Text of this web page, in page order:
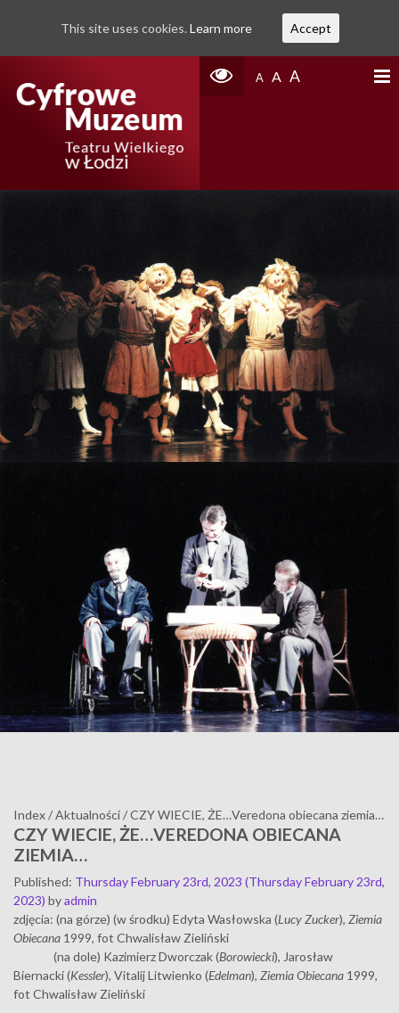
A A A
Index/Aktualności/CZY WIECIE, ŻE…Veredona obiecana ziemia…
CZY WIECIE, ŻE…VEREDONA OBIECANA
ZIEMIA…
Published: Thursday February 23rd, 2023 (Thursday February 23rd,
2023) byadmin
zdjęcia: (na górze) (w środku) Edyta Wasłowska (Lucy Zucker), Ziemia
Obiecana 1999, fot Chwalisław Zieliński
(na dole) Kazimierz Dworczak (Borowiecki), Jarosław
Biernacki (Kessler), Vitalij Litwienko (Edelman), Ziemia Obiecana 1999,
fot Chwalisław Zieliński
This site uses cookies. Learn more Accept